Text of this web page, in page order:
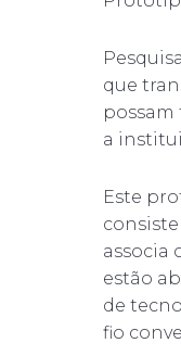
que
a
Este
associa
estão
de
fio